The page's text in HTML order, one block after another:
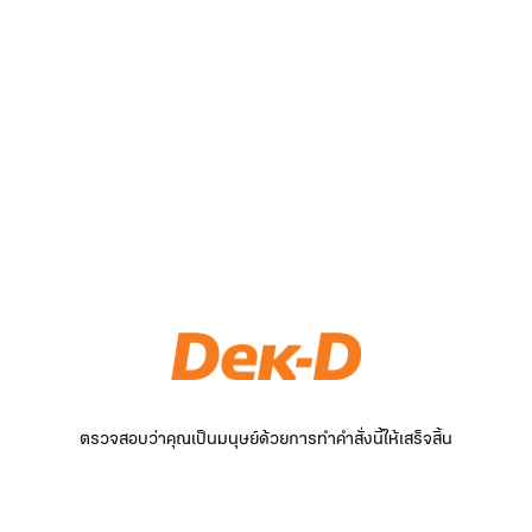
ตรวจสอบว่าคุณเป็นมนุษย์ด้วยการทำคำสั่งนี้ให้เสร็จสิ้น